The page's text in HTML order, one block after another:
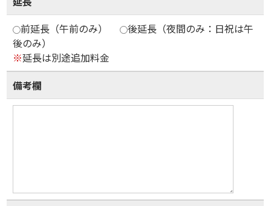
前延長（午前のみ）
後延長（夜間のみ：日祝は午
後のみ）
※延長は別途追加料金
備考欄